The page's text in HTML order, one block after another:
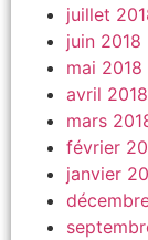
juillet
juin 2018
mai 2018
avril 2018
mars
février
janvier